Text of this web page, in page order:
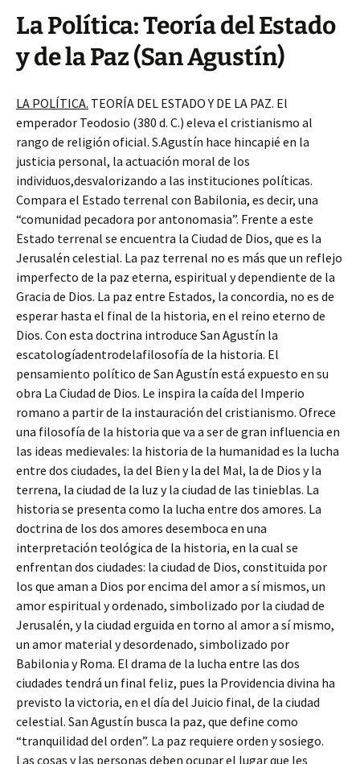
La Política: Teoría del Estado
y de la Paz (San Agustín)
LA POLÍTICA. TEORÍA DEL ESTADO Y DE LA PAZ. El
emperador Teodosio (380 d. C.) eleva el cristianismo al
rango de religión oficial. S.Agustín hace hincapié en la
justicia personal, la actuación moral de los
individuos,desvalorizando a las instituciones políticas.
Compara el Estado terrenal con Babilonia, es decir, una
“comunidad pecadora por antonomasia”. Frente a este
Estado terrenal se encuentra la Ciudad de Dios, que es la
Jerusalén celestial. La paz terrenal no es más que un reflejo
imperfecto de la paz eterna, espiritual y dependiente de la
Gracia de Dios. La paz entre Estados, la concordia, no es de
esperar hasta el final de la historia, en el reino eterno de
Dios. Con esta doctrina introduce San Agustín la
escatologíadentrodelafilosofía de la historia. El
pensamiento político de San Agustín está expuesto en su
obra La Ciudad de Dios. Le inspira la caída del Imperio
romano a partir de la instauración del cristianismo. Ofrece
una filosofía de la historia que va a ser de gran influencia en
las ideas medievales: la historia de la humanidad es la lucha
entre dos ciudades, la del Bien y la del Mal, la de Dios y la
terrena, la ciudad de la luz y la ciudad de las tinieblas. La
historia se presenta como la lucha entre dos amores. La
doctrina de los dos amores desemboca en una
interpretación teológica de la historia, en la cual se
enfrentan dos ciudades: la ciudad de Dios, constituida por
los que aman a Dios por encima del amor a sí mismos, un
amor espiritual y ordenado, simbolizado por la ciudad de
Jerusalén, y la ciudad erguida en torno al amor a sí mismo,
un amor material y desordenado, simbolizado por
Babilonia y Roma. El drama de la lucha entre las dos
ciudades tendrá un final feliz, pues la Providencia divina ha
previsto la victoria, en el día del Juicio final, de la ciudad
celestial. San Agustín busca la paz, que define como
“tranquilidad del orden”. La paz requiere orden y sosiego.
Las cosas y las personas deben ocupar el lugar que les